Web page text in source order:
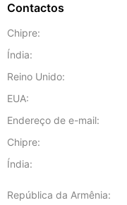
Contactos
Chipre:
Índia:
Reino Unido:
EUA:
Endereço de e-mail:
Chipre:
Índia:
República da Armênia: